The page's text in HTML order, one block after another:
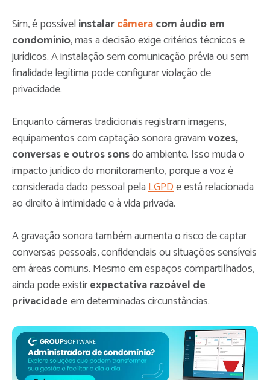
Sim, é possível instalarcâmeracom áudio em
condomínio, mas a decisão exige critérios técnicos e
jurídicos. A instalação sem comunicação prévia ou sem
finalidade legítima pode configurar violação de
privacidade.
Enquanto câmeras tradicionais registram imagens,
equipamentos com captação sonora gravamvozes,
conversas e outros sonsdo ambiente. Isso muda o
impacto jurídico do monitoramento, porque a voz é
considerada dado pessoal pelaLGPDe está relacionada
ao direito à intimidade e à vida privada.
A gravação sonora também aumenta o risco de captar
conversas pessoais, confidenciais ou situações sensíveis
em áreas comuns. Mesmo em espaços compartilhados,
ainda pode existirexpectativa razoável de
privacidadeem determinadas circunstâncias.